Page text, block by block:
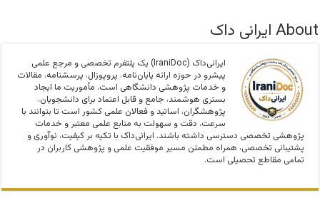
About ایرانی داک
ایرانی‌داک (IraniDoc) یک پلتفرم تخصصی و مرجع علمی
پیشرو در حوزه ارائه پایان‌نامه، پروپوزال، پرسشنامه، مقالات
و خدمات پژوهشی دانشگاهی است. مأموریت ما ایجاد
بستری هوشمند، جامع و قابل اعتماد برای دانشجویان،
پژوهشگران، اساتید و فعالان علمی کشور است تا بتوانند با
سرعت، دقت و سهولت به منابع علمی معتبر و خدمات
پژوهشی تخصصی دسترسی داشته باشند. ایرانی‌داک با تکیه بر کیفیت، نوآوری و
پشتیبانی تخصصی، همراه مطمئن مسیر موفقیت علمی و پژوهشی کاربران در
تمامی مقاطع تحصیلی است.